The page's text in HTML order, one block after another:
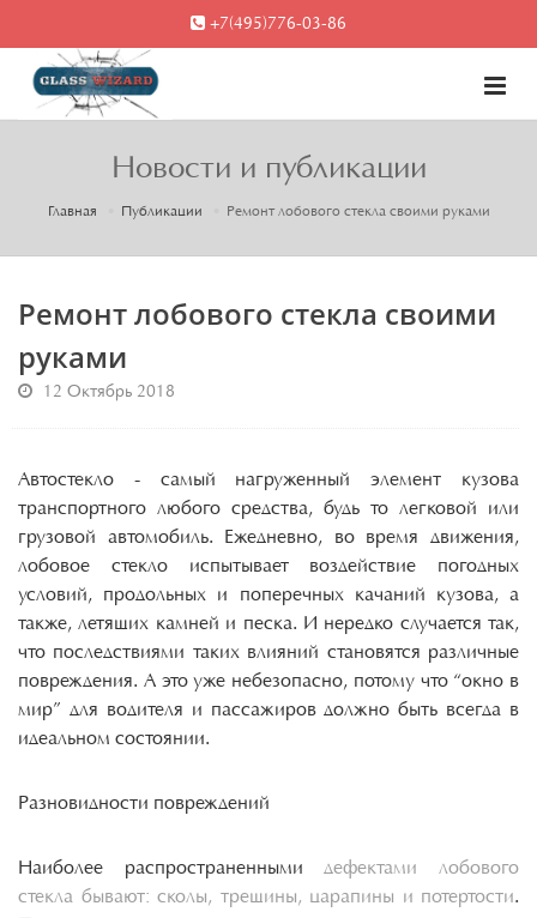
+7(495)776-03-86
Новости и публикации
Главная Публикации ​Ремонт лобового стекла своими руками
​Ремонт лобового стекла своими
руками
12 Октябрь 2018
Автостекло - самый нагруженный элемент кузова
транспортного любого средства, будь то легковой или
грузовой автомобиль. Ежедневно, во время движения,
лобовое стекло испытывает воздействие погодных
условий, продольных и поперечных качаний кузова, а
также, летящих камней и песка. И нередко случается так,
что последствиями таких влияний становятся различные
повреждения. А это уже небезопасно, потому что “окно в
мир” для водителя и пассажиров должно быть всегда в
идеальном состоянии.
Разновидности повреждений
Наиболее распространеннымидефектами лобового
стекла бывают: сколы, трещины, царапины и потертости.